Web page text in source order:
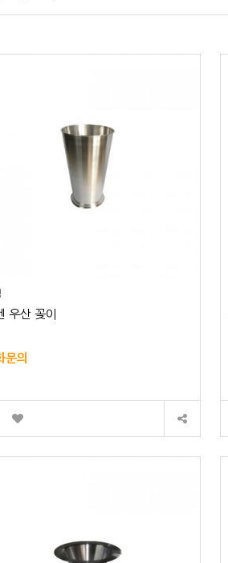
우산 꽂이
문의